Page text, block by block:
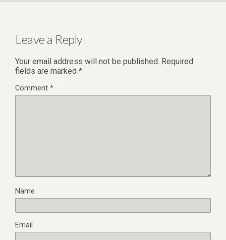
Leave a Reply
Your email address will not be published. Required
fields are marked *
Comment *
Name
Email